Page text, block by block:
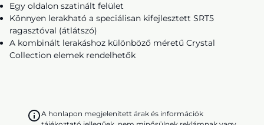
Egy oldalon szatinált felület
Könnyen lerakható a speciálisan kifejlesztett SRT5
ragasztóval (átlátszó)
A kombinált lerakáshoz különböző méretű Crystal
Collection elemek rendelhetők
A honlapon megjelenített árak és információk